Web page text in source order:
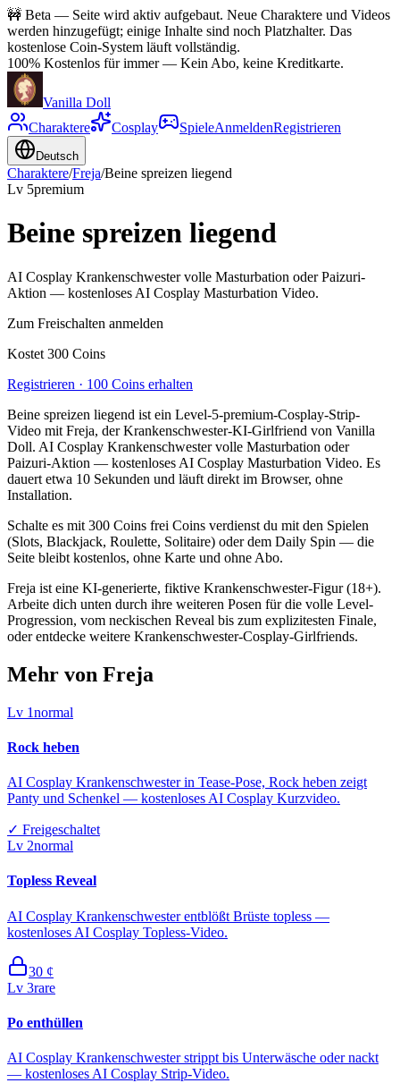
🚧 Beta — Seite wird aktiv aufgebaut. Neue Charaktere und Videos
werden hinzugefügt; einige Inhalte sind noch Platzhalter. Das
kostenlose Coin-System läuft vollständig.
100% Kostenlos für immer— Kein Abo, keine Kreditkarte.
Vanilla Doll
Charaktere
Cosplay SpieleAnmeldenRegistrieren
Deutsch
Charaktere/Freja/Beine spreizen liegend
Lv 5premium
Beine spreizen liegend
AI Cosplay Krankenschwester volle Masturbation oder Paizuri-
Aktion — kostenloses AI Cosplay Masturbation Video.
Zum Freischalten anmelden
Kostet 300 Coins
Registrieren · 100 Coins erhalten
Beine spreizen liegend ist ein Level-5-premium-Cosplay-Strip-
Video mit Freja, der Krankenschwester-KI-Girlfriend von Vanilla
Doll. AI Cosplay Krankenschwester volle Masturbation oder
Paizuri-Aktion — kostenloses AI Cosplay Masturbation Video. Es
dauert etwa 10 Sekunden und läuft direkt im Browser, ohne
Installation.
Schalte es mit 300 Coins frei Coins verdienst du mit den Spielen
(Slots, Blackjack, Roulette, Solitaire) oder dem Daily Spin — die
Seite bleibt kostenlos, ohne Karte und ohne Abo.
Freja ist eine KI-generierte, fiktive Krankenschwester-Figur (18+).
Arbeite dich unten durch ihre weiteren Posen für die volle Level-
Progression, vom neckischen Reveal bis zum explizitesten Finale,
oder entdecke weitere Krankenschwester-Cosplay-Girlfriends.
Mehr von Freja
Lv 1normal
Rock heben
AI Cosplay Krankenschwester in Tease-Pose, Rock heben zeigt
Panty und Schenkel — kostenloses AI Cosplay Kurzvideo.
✓ Freigeschaltet
Lv 2normal
Topless Reveal
AI Cosplay Krankenschwester entblößt Brüste topless —
kostenloses AI Cosplay Topless-Video.
30 ¢
Lv 3rare
Po enthüllen
AI Cosplay Krankenschwester strippt bis Unterwäsche oder nackt
— kostenloses AI Cosplay Strip-Video.